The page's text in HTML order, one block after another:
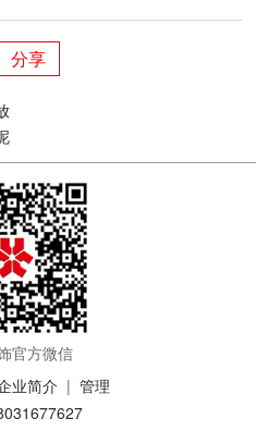
分享
官方微信
业简介 | 管理